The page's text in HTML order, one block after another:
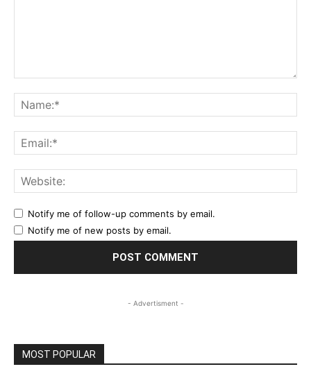
Notify me of follow-up comments by email.
Notify me of new posts by email.
- Advertisment -
MOST POPULAR